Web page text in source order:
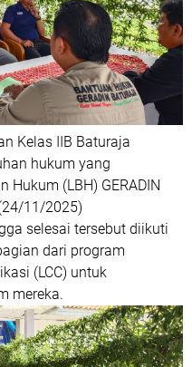
Kelas IIB Baturaja
hukum yang
Hukum (LBH) GERADIN
11/2025)
selesai tersebut diikuti
dari program
(LCC) untuk
mereka.